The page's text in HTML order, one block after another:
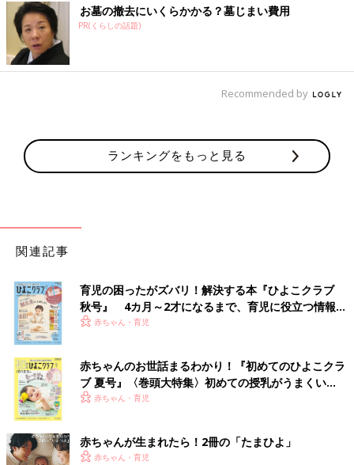
お墓の撤去にいくらかかる？墓じまい費用
PR(くらしの話題)
Recommended by
ランキングをもっと見る
関連記事
育児の困ったがズバリ！解決する本『ひよこクラブ
秋号』 4カ月～2才になるまで、育児に役立つ情報が
いっぱい！
赤ちゃん・育児
赤ちゃんのお世話まるわかり！『初めてのひよこクラ
ブ 夏号』〈巻頭大特集〉初めての授乳がうまくい
く！ おっぱい・ミルクの基本と夏のトラブル 解決テ
赤ちゃん・育児
赤ちゃんが生まれたら！2冊の「たまひよ」
赤ちゃん・育児